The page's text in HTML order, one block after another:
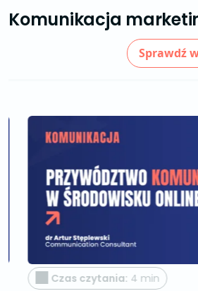
Komunikacja
Sprawdź
Czas czytania:4 min